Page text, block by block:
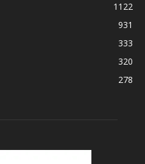
1122
931
333
320
278